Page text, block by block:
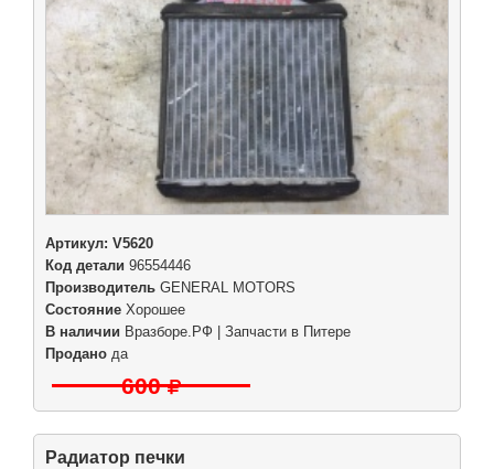
Артикул: V5620
Код детали 96554446
Производитель GENERAL MOTORS
Состояние Хорошее
В наличии Вразборе.РФ | Запчасти в Питере
Продано да
600
Радиатор печки